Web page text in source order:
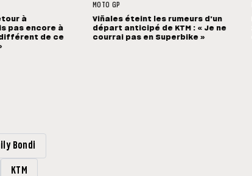
à
pas encore à
différent de ce
MOTO GP
Viñales éteint les rumeurs d'un
départ anticipé de KTM : « Je ne
courrai pas en Superbike »
Bondi
KTM